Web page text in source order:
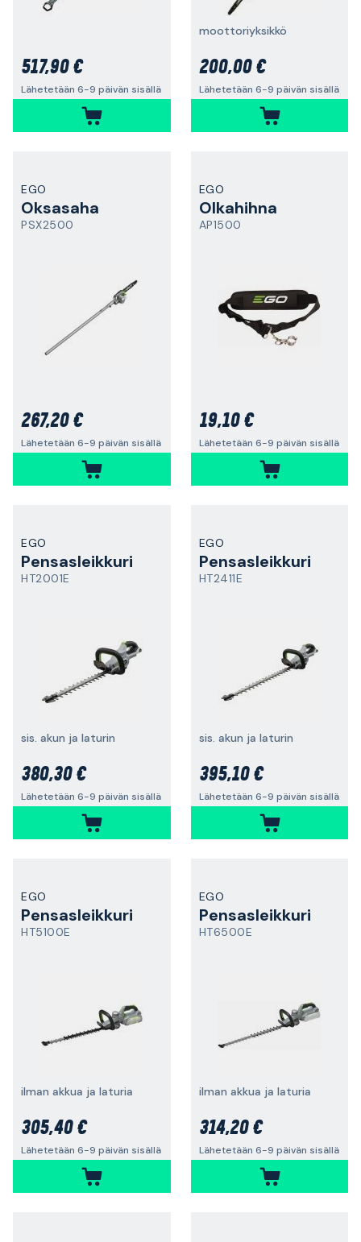
517,90 €
Lähetetään 6-9 päivän sisällä
moottoriyksikkö
200,00 €
Lähetetään 6-9 päivän sisällä
EGO
Oksasaha
PSX2500
267,20 €
Lähetetään 6-9 päivän sisällä
EGO
Olkahihna
AP1500
19,10 €
Lähetetään 6-9 päivän sisällä
EGO
Pensasleikkuri
HT2001E
sis. akun ja laturin
380,30 €
Lähetetään 6-9 päivän sisällä
EGO
Pensasleikkuri
HT2411E
sis. akun ja laturin
395,10 €
Lähetetään 6-9 päivän sisällä
EGO
Pensasleikkuri
HT5100E
ilman akkua ja laturia
305,40 €
Lähetetään 6-9 päivän sisällä
EGO
Pensasleikkuri
HT6500E
ilman akkua ja laturia
314,20 €
Lähetetään 6-9 päivän sisällä